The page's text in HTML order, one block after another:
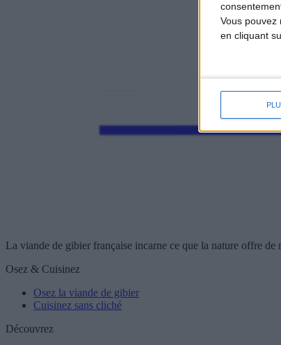
Vous
en cliquant
La viande de gibier française incarne ce que la nature offre
Osez & Cuisinez
Osez la viande de gibier
Cuisinez sans cliché
Découvrez